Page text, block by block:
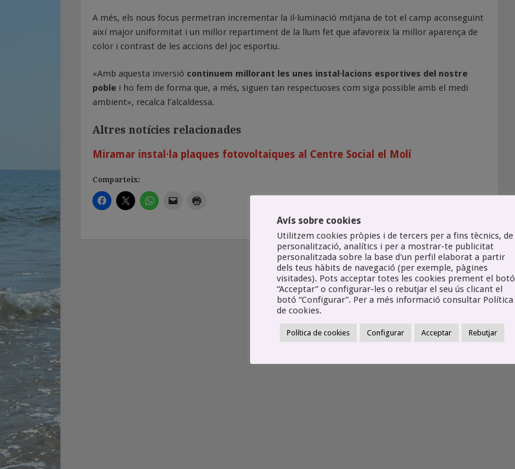
A més, els nous focus permetran incrementar la il·luminació mitjana de tot el camp aconseguint
així major uniformitat i un millor repartiment de la llum fet que afavoreix la millor aparença de
color i contrast de les accions del joc esportiu.
«Amb aquesta inversió continuem millorant les unes instal·lacions esportives del nostre
poble i ho fem de forma que, a més, siguen tan respectuoses com siga possible amb el medi
ambient», recalca l’alcaldessa.
Altres notícies relacionades
Miramar instal·la plaques fotovoltaiques al Centre Social el Molí
Comparteix:
Avís sobre cookies
Utilitzem cookies pròpies i de tercers per a fins tècnics, de
personalització, analítics i per a mostrar-te publicitat
personalitzada sobre la base d'un perfil elaborat a partir
dels teus hàbits de navegació (per exemple, pàgines
visitades). Pots acceptar totes les cookies prement el botó
“Acceptar” o configurar-les o rebutjar el seu ús clicant el
botó “Configurar”. Per a més informació consultar Política
de cookies.
Política de cookies Configurar Acceptar Rebutjar